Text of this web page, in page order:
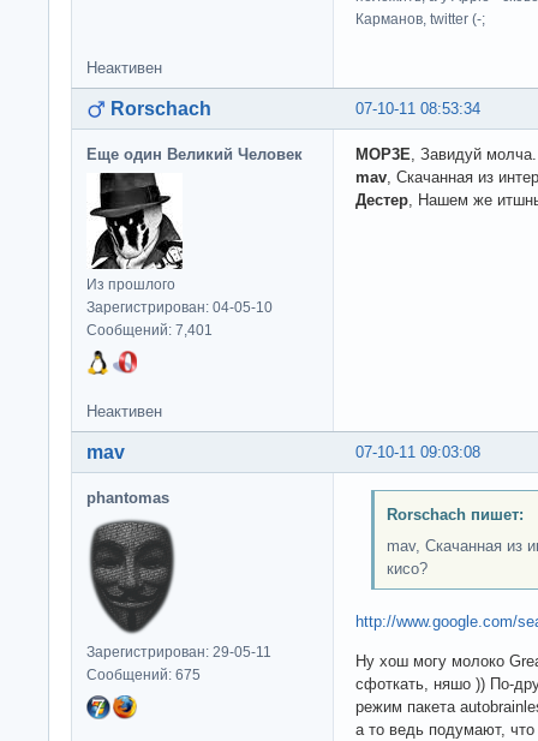
Карманов, twitter (-;
Неактивен
07-10-11 08:53:34
Rorschach
Еще один Великий Человек
Из прошлого
Зарегистрирован: 04-05-10
Сообщений: 7,401
MOP3E, Завидуй молча.
mav, Скачанная из
Дестер, Нашем же
Неактивен
07-10-11 09:03:08
mav
phantomas
Зарегистрирован: 29-05-11
Сообщений: 675
Rorschach пишет:
mav, Скачанная из
кисо?
http://www.google.com/
Ну хош могу молоко
сфоткать, няшо )) По-
режим пакета
а то ведь подумают,